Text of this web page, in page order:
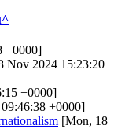
+0000]
Nov 2024 15:23:20
+0000]
+0000]
[Mon, 18